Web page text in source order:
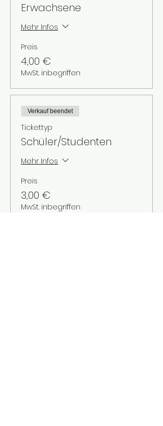
Erwachsene
Mehr Infos
Preis
4,00 €
MwSt. inbegriffen
Verkauf beendet
Tickettyp
Schüler/Studenten
Mehr Infos
Preis
3,00 €
MwSt. inbegriffen